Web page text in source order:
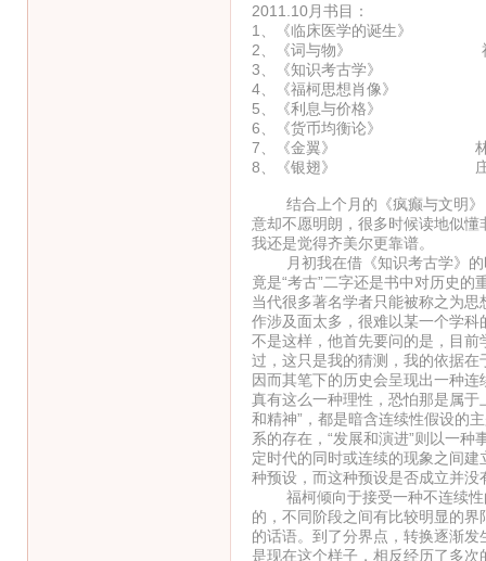
2011.10月书目：
1、《临床医学的诞生
2、《词与物》 福
3、《知识考古学》
4、《福柯思想肖像》
5、《利息与价格》
6、《货币均衡论》
7、《金翼》 林
8、《银翅》 庄
结合上个月的《疯癫与文明》
意却不愿明朗，很多时候读地似
我还是觉得齐美尔更靠谱。
月初我在借《知识考古学》的
竟是“考古”二字还是书中对历史
当代很多著名学者只能被称之为
作涉及面太多，很难以某一个学
不是这样，他首先要问的是，目
过，这只是我的猜测，我的依据
因而其笔下的历史会呈现出一种
真有这么一种理性，恐怕那是属于
和精神”，都是暗含连续性假设的
系的存在，“发展和演进”则以一种
定时代的同时或连续的现象之间
种预设，而这种预设是否成立并没
福柯倾向于接受一种不连续性
的，不同阶段之间有比较明显的
的话语。到了分界点，转换逐渐
是现在这个样子，相反经历了多